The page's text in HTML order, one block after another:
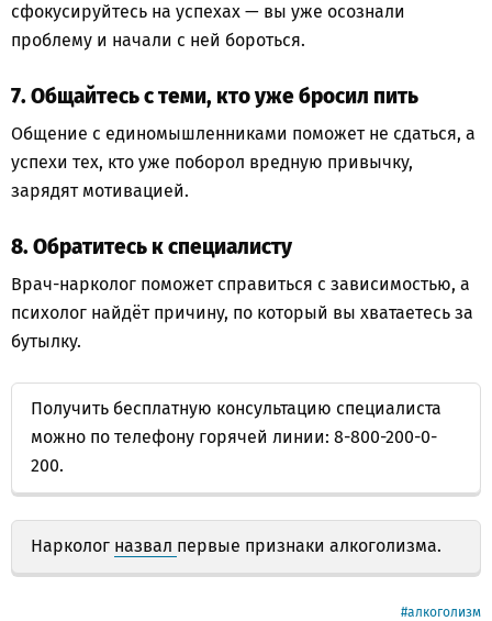
сфокусируйтесь на успехах — вы уже осознали
проблему и начали с ней бороться.
7. Общайтесь с теми, кто уже бросил пить
Общение с единомышленниками поможет не сдаться, а
успехи тех, кто уже поборол вредную привычку,
зарядят мотивацией.
8. Обратитесь к специалисту
Врач-нарколог поможет справиться с зависимостью, а
психолог найдёт причину, по который вы хватаетесь за
бутылку.
Получить бесплатную консультацию специалиста
можно по телефону горячей линии: 8-800-200-0-
200.
Нарколог назвал первые признаки алкоголизма.
алкоголизм